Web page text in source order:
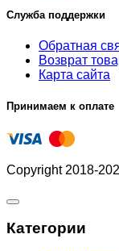
Служба поддержки
Обратная
Возврат
Карта сайта
Принимаем к оплате
Copyright 2018-
Категории